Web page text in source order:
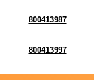
800413987
800413997